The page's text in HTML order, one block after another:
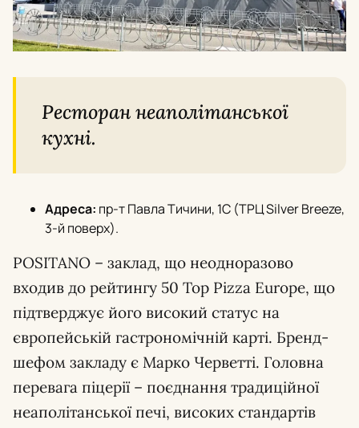
Ресторан неаполітанської
кухні.
Адреса: пр-т Павла Тичини, 1C (ТРЦ Silver Breeze,
3-й поверх).
POSITANO – заклад, що неодноразово
входив до рейтингу 50 Top Pizza Europe, що
підтверджує його високий статус на
європейській гастрономічній карті. Бренд-
шефом закладу є Марко Черветті. Головна
перевага піцерії – поєднання традиційної
неаполітанської печі, високих стандартів